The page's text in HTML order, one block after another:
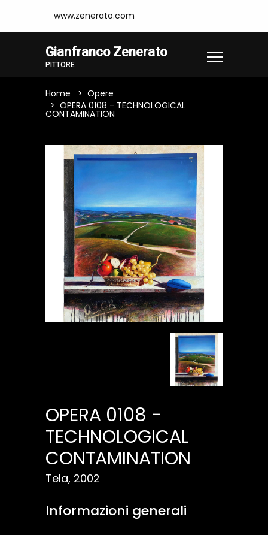
www.zenerato.com
Gianfranco Zenerato
PITTORE
Home
Opere
OPERA 0108 - TECHNOLOGICAL
CONTAMINATION
OPERA 0108 -
TECHNOLOGICAL
CONTAMINATION
Tela, 2002
Informazioni generali